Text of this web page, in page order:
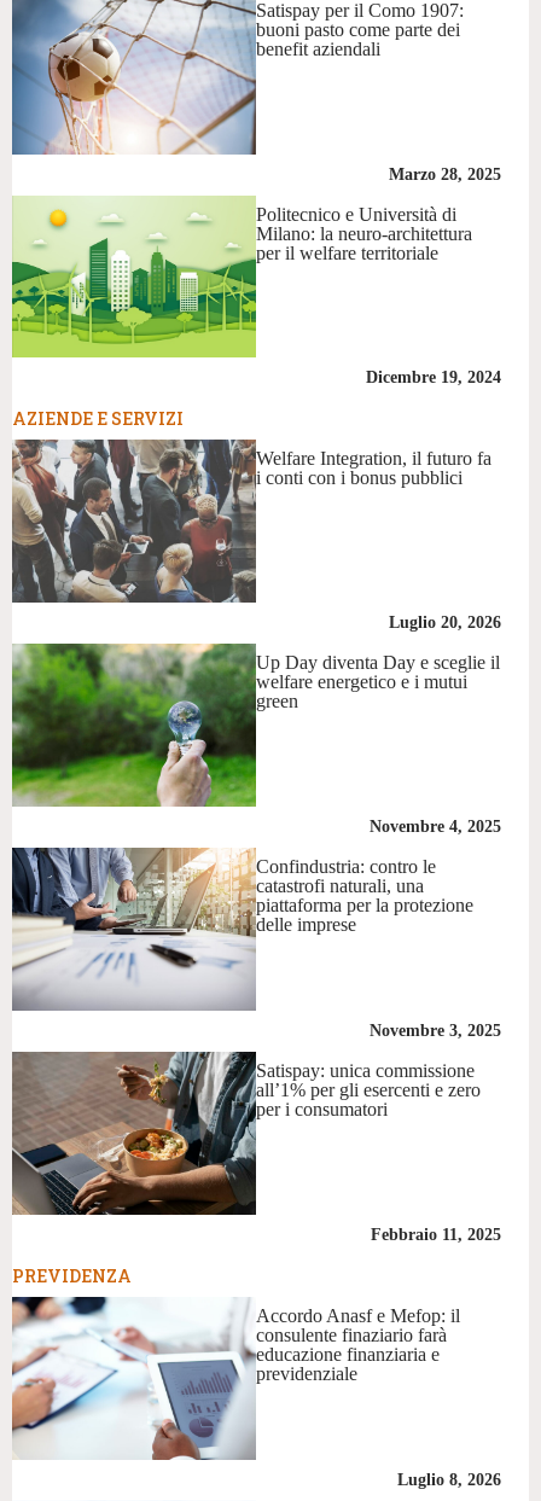
Satispay per il Como 1907:
buoni pasto come parte dei
benefit aziendali
Marzo 28, 2025
Politecnico e Università di
Milano: la neuro-architettura
per il welfare territoriale
Dicembre 19, 2024
AZIENDE E SERVIZI
Welfare Integration, il futuro fa
i conti con i bonus pubblici
Luglio 20, 2026
Up Day diventa Day e sceglie il
welfare energetico e i mutui
green
Novembre 4, 2025
Confindustria: contro le
catastrofi naturali, una
piattaforma per la protezione
delle imprese
Novembre 3, 2025
Satispay: unica commissione
all’1% per gli esercenti e zero
per i consumatori
Febbraio 11, 2025
PREVIDENZA
Accordo Anasf e Mefop: il
consulente finaziario farà
educazione finanziaria e
previdenziale
Luglio 8, 2026